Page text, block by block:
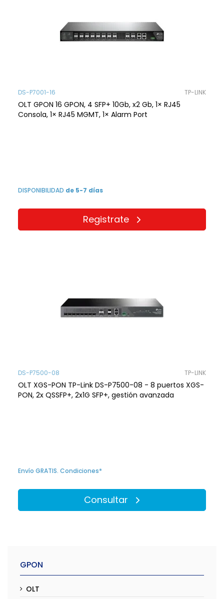
DS-P7001-16 TP-LINK
OLT GPON 16 GPON, 4 SFP+ 10Gb, x2 Gb, 1× RJ45
Consola, 1× RJ45 MGMT, 1× Alarm Port
DISPONIBILIDAD de 5-7 días
Registrate
DS-P7500-08 TP-LINK
OLT XGS-PON TP-Link DS-P7500-08 - 8 puertos XGS-
PON, 2x QSSFP+, 2x1G SFP+, gestión avanzada
Envío GRATIS. Condiciones*
Consultar
GPON
OLT